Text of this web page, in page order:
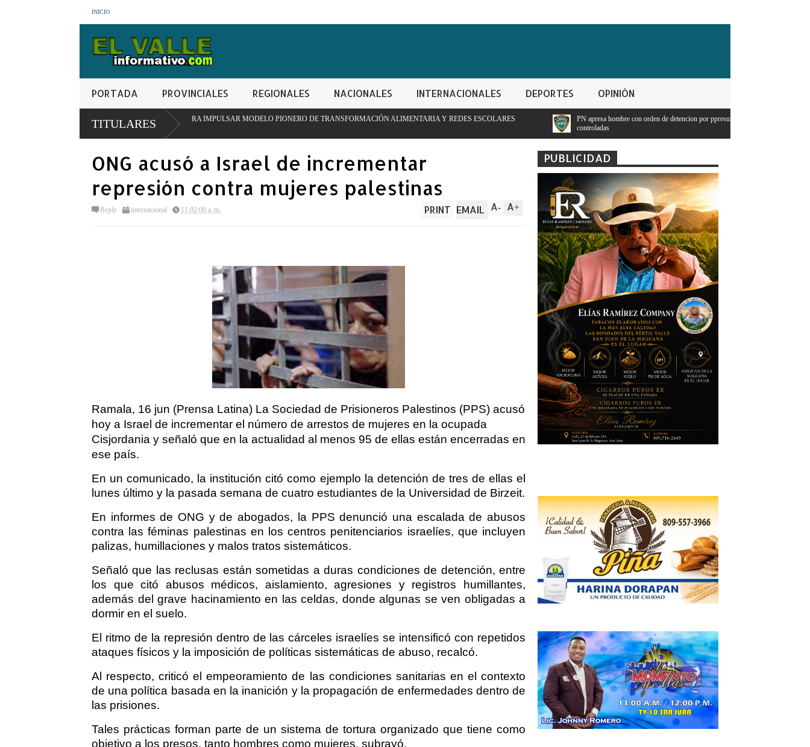
INICIO
PORTADA PROVINCIALES REGIONALES NACIONALES INTERNACIONALES DEPORTES OPINIÓN
TITULARES
EN SAN JUAN PARA IMPULSAR MODELO PIONERO DE TRANSFORMACIÓN ALIMENTARIA Y REDES ESCOLARES
PN apresa hombre con orden de detencion por ppresunto trafico de sustancias
ONG acusó a Israel de incrementar
represión contra mujeres palestinas
Reply internacional 11:02:00 a. m. A+
A-
PRINT EMAIL
Ramala, 16 jun (Prensa Latina) La Sociedad de Prisioneros Palestinos (PPS) acusó
hoy a Israel de incrementar el número de arrestos de mujeres en la ocupada
Cisjordania y señaló que en la actualidad al menos 95 de ellas están encerradas en
ese país.
En un comunicado, la institución citó como ejemplo la detención de tres de ellas el
lunes último y la pasada semana de cuatro estudiantes de la Universidad de Birzeit.
En informes de ONG y de abogados, la PPS denunció una escalada de abusos
contra las féminas palestinas en los centros penitenciarios israelíes, que incluyen
palizas, humillaciones y malos tratos sistemáticos.
Señaló que las reclusas están sometidas a duras condiciones de detención, entre
los que citó abusos médicos, aislamiento, agresiones y registros humillantes,
además del grave hacinamiento en las celdas, donde algunas se ven obligadas a
dormir en el suelo.
El ritmo de la represión dentro de las cárceles israelíes se intensificó con repetidos
ataques físicos y la imposición de políticas sistemáticas de abuso, recalcó.
Al respecto, criticó el empeoramiento de las condiciones sanitarias en el contexto
de una política basada en la inanición y la propagación de enfermedades dentro de
las prisiones.
Tales prácticas forman parte de un sistema de tortura organizado que tiene como
objetivo a los presos, tanto hombres como mujeres, subrayó.
PUBLICIDAD